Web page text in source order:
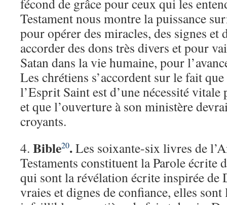
fécond de grâce pour ceux qui les
Testament nous montre la puissance
pour opérer des miracles, des signes et
accorder des dons très divers et pour
Satan dans la vie humaine, pour
Les chrétiens s’accordent sur le fait
l’Esprit Saint est d’une nécessité
et que l’ouverture à son ministère
croyants.
4. Bible20.Les soixante-six livres de
Testaments constituent la Parole écrite
qui sont la révélation écrite inspirée de
vraies et dignes de confiance, elles sont